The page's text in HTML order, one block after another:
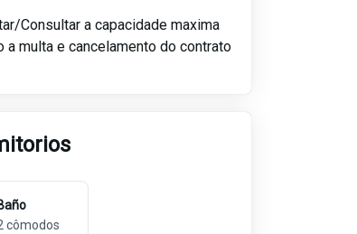
Consultar a capacidade maxima
multa e cancelamento do contrato
cômodos